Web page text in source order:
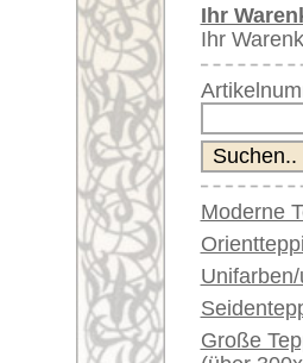
Sehr große XL Teppiche
(über 400x200 cm)
Riesige XXL Teppiche
(über 600x200 cm)
Läufer / Galerien
Runde & ovale Teppiche
Antike Teppiche
Antike China Teppiche
Blaue Teppiche
Graue Teppiche
Braune Teppiche
Blaue Teppiche
Grüne Teppiche
Rot/pink/flieder/lila
Beige/hell/cremefarben
Ein kleines Teppich-
Glossar...